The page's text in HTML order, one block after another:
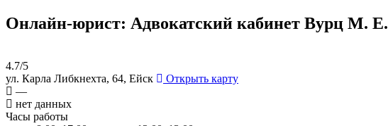
Онлайн-юрист: Адвокатский кабинет Вурц М. Е.
4.7/5
ул. Карла Либкнехта, 64, Ейск
Открыть карту
—
нет данных
Часы работы